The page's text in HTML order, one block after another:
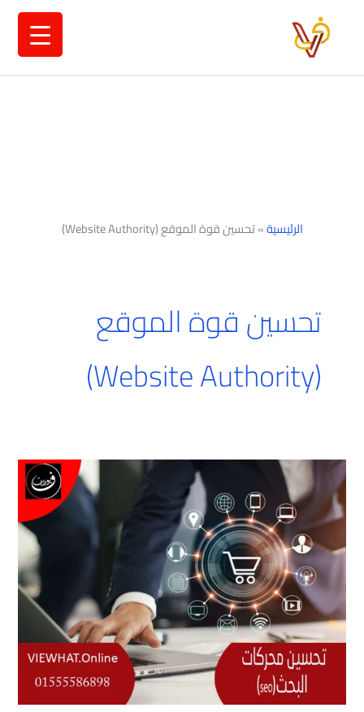
الرئيسية»تحسين قوة الموقع (Website Authority)
تحسين قوة الموقع
(Website Authority)
تحسين
محركات
البحث(seo)